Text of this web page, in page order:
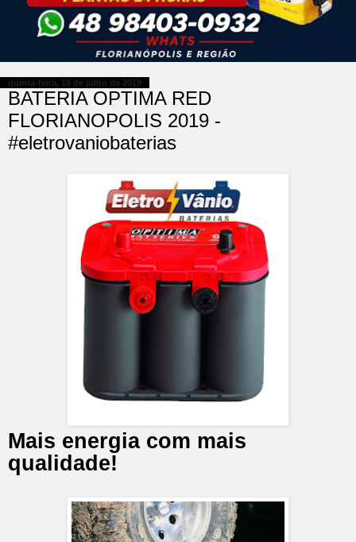
quinta-feira, 18 de julho de 2019
BATERIA OPTIMA RED
FLORIANOPOLIS 2019 -
#eletrovaniobaterias
Mais energia com mais
qualidade!